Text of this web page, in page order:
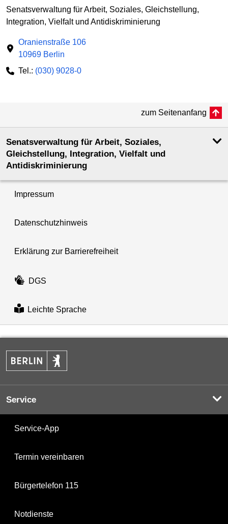
Senatsverwaltung für Arbeit, Soziales, Gleichstellung,
Integration, Vielfalt und Antidiskriminierung
Oranienstraße 106
10969 Berlin
Tel.: (030) 9028-0
zum Seitenanfang
Senatsverwaltung für Arbeit, Soziales,
Gleichstellung, Integration, Vielfalt und
Antidiskriminierung
Impressum
Datenschutzhinweis
Erklärung zur Barrierefreiheit
DGS
Leichte Sprache
Service
Service-App
Termin vereinbaren
Bürgertelefon 115
Notdienste